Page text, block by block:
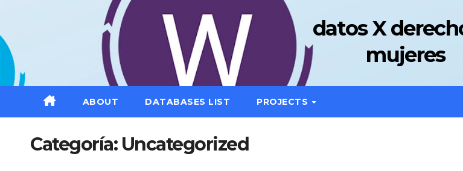
contenido
datos X
mujeres
ABOUT DATABASES LIST PROJECTS
Categoría: Uncategorized